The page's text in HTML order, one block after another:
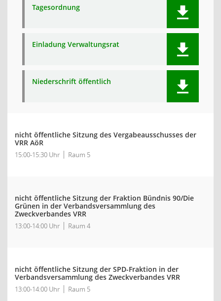
Tagesordnung
Einladung Verwaltungsrat
Niederschrift öffentlich
nicht öffentliche Sitzung des Vergabeausschusses der
VRR AöR
15:00-15:30 Uhr Raum 5
nicht öffentliche Sitzung der Fraktion Bündnis 90/Die
Grünen in der Verbandsversammlung des
Zweckverbandes VRR
13:00-14:00 Uhr Raum 4
nicht öffentliche Sitzung der SPD-Fraktion in der
Verbandsversammlung des Zweckverbandes VRR
13:00-14:00 Uhr Raum 5